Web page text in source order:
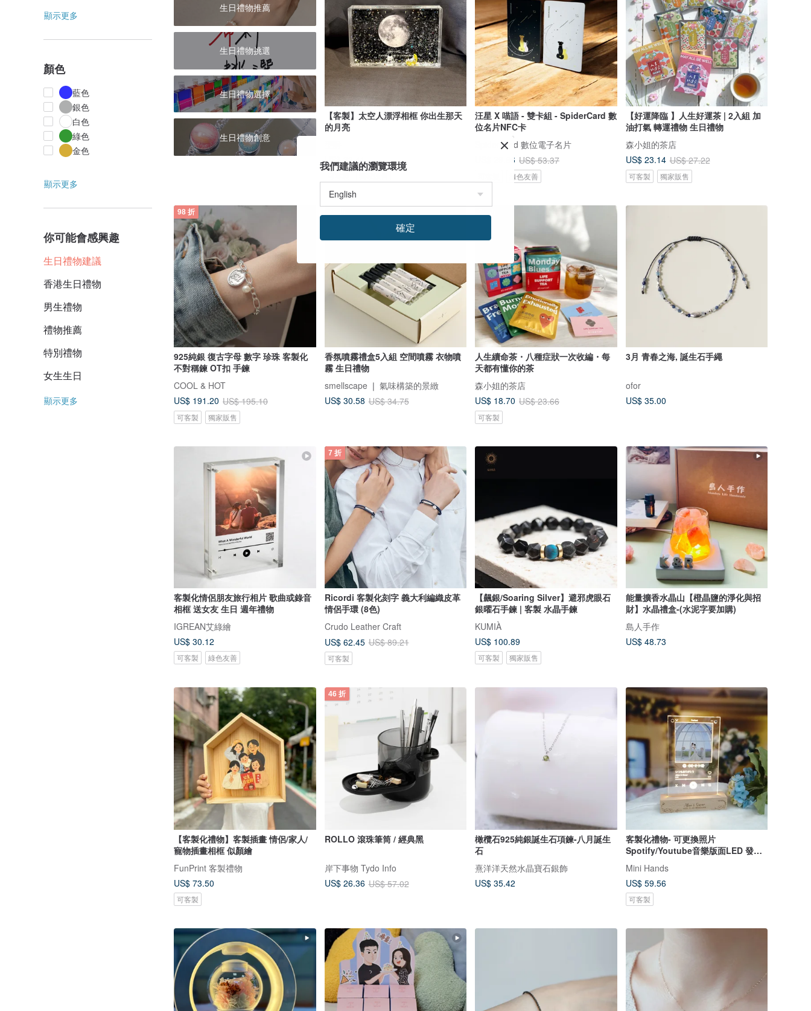
顯示更多
顏色
藍色
銀色
白色
綠色
金色
顯示更多
你可能會感興趣
生日禮物建議
香港生日禮物
男生禮物
禮物推薦
特別禮物
女生生日
顯示更多
生日禮物推薦
生日禮物挑選
生日禮物選擇
生日禮物創意
【客製】太空人漂浮相框 你出生那天
的月亮
US$ 33.41
汪星 X 喵語 - 雙卡組 - SpiderCard 數
位名片NFC卡
SpiderCard 數位電子名片
US$ 29.66 US$ 53.37
綠色友善
【好運降臨 】人生好運茶 | 2入組 加
油打氣 轉運禮物 生日禮物
森小姐的茶店
US$ 23.14 US$ 27.22
可客製 獨家販售
98 折
925純銀 復古字母 數字 珍珠 客製化
不對稱鍊 OT扣 手鍊
COOL & HOT
US$ 191.20 US$ 195.10
可客製 獨家販售
香氛噴霧禮盒5入組 空間噴霧 衣物噴
霧 生日禮物
smellscape ❘ 氣味構築的景緻
US$ 30.58 US$ 34.75
人生續命茶・八種症狀一次收編・每
天都有懂你的茶
森小姐的茶店
US$ 18.70 US$ 23.66
可客製
3月 青春之海, 誕生石手繩
ofor
US$ 35.00
客製化情侶朋友旅行相片 歌曲或錄音
相框 送女友 生日 週年禮物
IGREAN艾綠繪
US$ 30.12
可客製 綠色友善
7 折
Ricordi 客製化刻字 義大利編織皮革
情侶手環 (8色)
Crudo Leather Craft
US$ 62.45 US$ 89.21
可客製
【飆銀/Soaring Silver】避邪虎眼石
銀曜石手鍊 | 客製 水晶手鍊
KUMIÀ
US$ 100.89
可客製 獨家販售
能量擴香水晶山【橙晶鹽的淨化與招
財】水晶禮盒-(水泥字要加購)
島人手作
US$ 48.73
【客製化禮物】客製插畫 情侶/家人/
寵物插畫相框 似顏繪
FunPrint 客製禮物
US$ 73.50
可客製
46 折
ROLLO 滾珠筆筒 / 經典黑
岸下事物 Tydo Info
US$ 26.36 US$ 57.02
橄欖石925純銀誕生石項鍊-八月誕生
石
熹洋洋天然水晶寶石銀飾
US$ 35.42
客製化禮物- 可更換照片
Spotify/Youtube音樂版面LED 發光
Mini Hands
US$ 59.56
可客製
我們建議的瀏覽環境
確定